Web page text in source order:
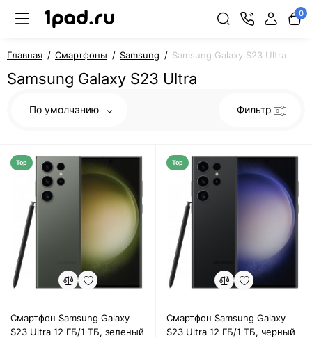
0
Главная Смартфоны Samsung Samsung Galaxy S23 Ultra
Samsung Galaxy S23 Ultra
По умолчанию Фильтр
Top
Смартфон Samsung Galaxy
S23 Ultra 12 ГБ/1 ТБ, зеленый
Top
Смартфон Samsung Galaxy
S23 Ultra 12 ГБ/1 ТБ, черный